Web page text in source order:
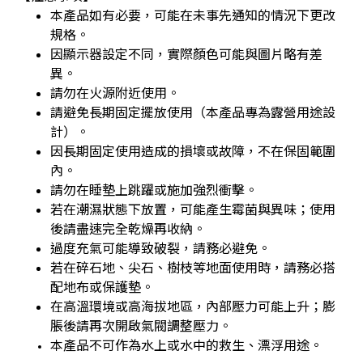
本產品如有必要，可能在未事先通知的情況下更改
規格。
因顯示器設定不同，實際顏色可能與圖片略有差
異。
請勿在火源附近使用。
請避免長期固定擺放使用（本產品專為露營用途設
計）。
因長期固定使用造成的損壞或故障，不在保固範圍
內。
請勿在睡墊上跳躍或施加強烈衝擊。
若在潮濕狀態下放置，可能產生霉菌與異味；使用
後請盡速完全乾燥再收納。
過度充氣可能導致破裂，請務必避免。
若在碎石地、尖石、樹枝等地面使用時，請務必搭
配地布或保護墊。
在高溫環境或高海拔地區，內部壓力可能上升；膨
脹後請再次開啟氣閥調整壓力。
本產品不可作為水上或水中的救生、漂浮用途。